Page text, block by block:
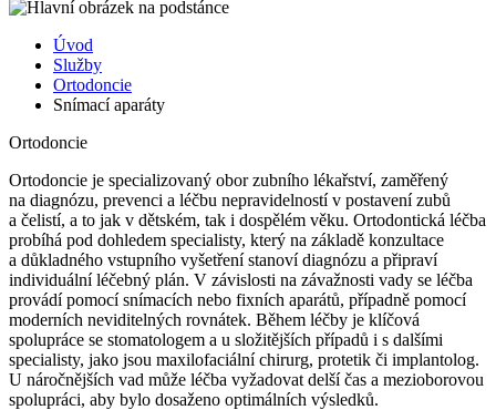
Úvod
Služby
Ortodoncie
Snímací aparáty
Ortodoncie
Ortodoncie je specializovaný obor zubního lékařství, zaměřený
na diagnózu, prevenci a léčbu nepravidelností v postavení zubů
a čelistí, a to jak v dětském, tak i dospělém věku. Ortodontická léčba
probíhá pod dohledem specialisty, který na základě konzultace
a důkladného vstupního vyšetření stanoví diagnózu a připraví
individuální léčebný plán. V závislosti na závažnosti vady se léčba
provádí pomocí snímacích nebo fixních aparátů, případně pomocí
moderních neviditelných rovnátek. Během léčby je klíčová
spolupráce se stomatologem a u složitějších případů i s dalšími
specialisty, jako jsou maxilofaciální chirurg, protetik či implantolog.
U náročnějších vad může léčba vyžadovat delší čas a mezioborovou
spolupráci, aby bylo dosaženo optimálních výsledků.